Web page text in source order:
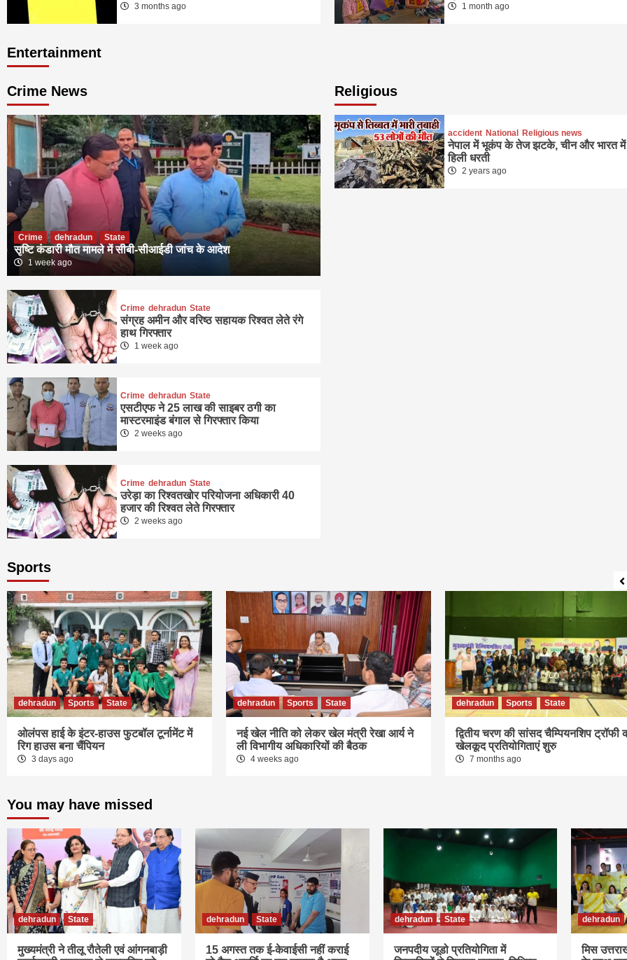
3 months ago 1 month ago
Entertainment
Crime News
Crime dehradun State
सृष्टि कंडारी मौत मामले में सीबी-सीआईडी जांच के आदेश
1 week ago
Crime dehradun State
संग्रह अमीन और वरिष्ठ सहायक रिश्वत लेते रंगे
हाथ गिरफ्तार
1 week ago
Crime dehradun State
एसटीएफ ने 25 लाख की साइबर ठगी का
मास्टरमाइंड बंगाल से गिरफ्तार किया
2 weeks ago
Crime dehradun State
उरेड़ा का रिश्वतखोर परियोजना अधिकारी 40
हजार की रिश्वत लेते गिरफ्तार
2 weeks ago
Religious
accident National Religious news
नेपाल में भूकंप के तेज झटके, चीन और भारत में
हिली धरती
2 years ago
Sports
dehradun Sports State
ओलंपस हाई के इंटर-हाउस फुटबॉल टूर्नामेंट में
रिग हाउस बना चैंपियन
3 days ago
dehradun Sports State
नई खेल नीति को लेकर खेल मंत्री रेखा आर्य ने
ली विभागीय अधिकारियों की बैठक
4 weeks ago
dehradun Sports State
द्वितीय चरण की सांसद चैम्पियनशिप ट्रॉफी
खेलकूद प्रतियोगिताएं शुरु
7 months ago
You may have missed
dehradun State
मुख्यमंत्री ने तीलू रौतेली एवं आंगनबाड़ी
dehradun State
15 अगस्त तक ई-केवाईसी नहीं कराई
dehradun State
जनपदीय जूडो प्रतियोगिता में
dehradun
मिस